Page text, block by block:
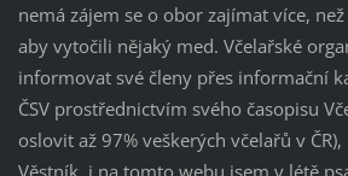
nemá zájem se o obor zajímat více,
aby vytočili nějaký med. Včelařské
informovat své členy přes informační
ČSV prostřednictvím svého časopisu
oslovit až 97% veškerých včelařů v ČR),
Věstník, i na tomto webu jsem v létě